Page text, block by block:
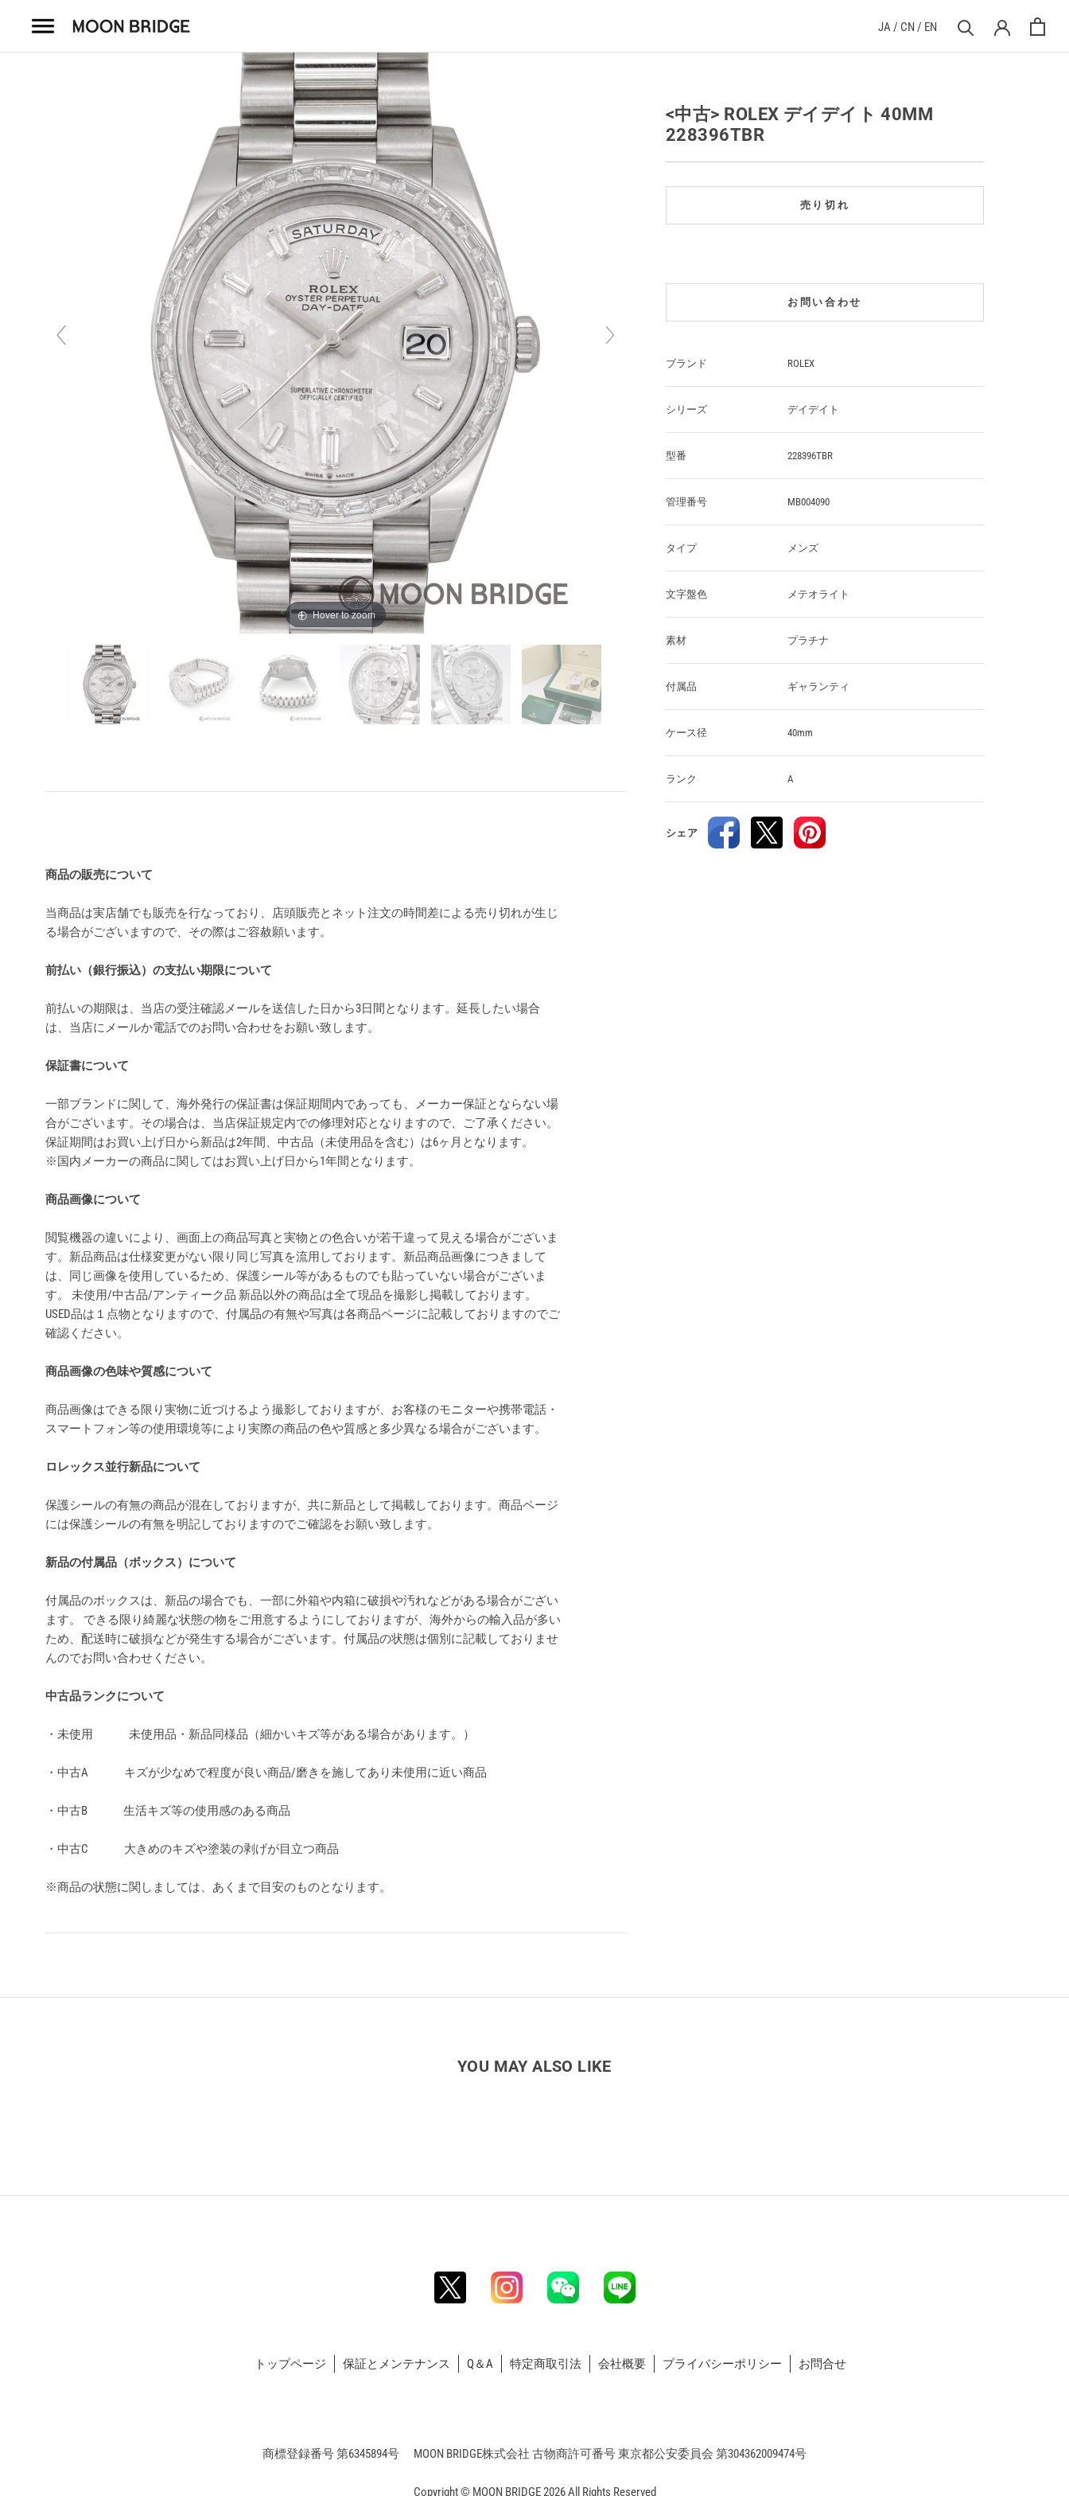
JA/ CN/ EN
Hover to zoom
<中古> ROLEX デイデイト 40MM
228396TBR
売り切れ
お問い合わせ
ブランド ROLEX
シリーズ デイデイト
型番 228396TBR
管理番号 MB004090
タイプ メンズ
文字盤色 メテオライト
素材 プラチナ
付属品 ギャランティ
ケース径 40mm
ランク A
シェア
商品の販売について
当商品は実店舗でも販売を行なっており、店頭販売とネット注文の時間差による売り切れが生じ
る場合がございますので、その際はご容赦願います。
前払い（銀行振込）の支払い期限について
前払いの期限は、当店の受注確認メールを送信した日から3日間となります。延長したい場合
は、当店にメールか電話でのお問い合わせをお願い致します。
保証書について
一部ブランドに関して、海外発行の保証書は保証期間内であっても、メーカー保証とならない場
合がございます。その場合は、当店保証規定内での修理対応となりますので、ご了承ください。
保証期間はお買い上げ日から新品は2年間、中古品（未使用品を含む）は6ヶ月となります。
※国内メーカーの商品に関してはお買い上げ日から1年間となります。
商品画像について
閲覧機器の違いにより、画面上の商品写真と実物との色合いが若干違って見える場合がございま
す。新品商品は仕様変更がない限り同じ写真を流用しております。新品商品画像につきまして
は、同じ画像を使用しているため、保護シール等があるものでも貼っていない場合がございま
す。 未使用/中古品/アンティーク品 新品以外の商品は全て現品を撮影し掲載しております。
USED品は１点物となりますので、付属品の有無や写真は各商品ページに記載しておりますのでご
確認ください。
商品画像の色味や質感について
商品画像はできる限り実物に近づけるよう撮影しておりますが、お客様のモニターや携帯電話・
スマートフォン等の使用環境等により実際の商品の色や質感と多少異なる場合がございます。
ロレックス並行新品について
保護シールの有無の商品が混在しておりますが、共に新品として掲載しております。商品ページ
には保護シールの有無を明記しておりますのでご確認をお願い致します。
新品の付属品（ボックス）について
付属品のボックスは、新品の場合でも、一部に外箱や内箱に破損や汚れなどがある場合がござい
ます。 できる限り綺麗な状態の物をご用意するようにしておりますが、海外からの輸入品が多い
ため、配送時に破損などが発生する場合がございます。付属品の状態は個別に記載しておりませ
んのでお問い合わせください。
中古品ランクについて
・未使用 未使用品・新品同様品（細かいキズ等がある場合があります。）
・中古A キズが少なめで程度が良い商品/磨きを施してあり未使用に近い商品
・中古B 生活キズ等の使用感のある商品
・中古C 大きめのキズや塗装の剥げが目立つ商品
※商品の状態に関しましては、あくまで目安のものとなります。
YOU MAY ALSO LIKE
トップページ 保証とメンテナンス Q＆A 特定商取引法 会社概要 プライバシーポリシー お問合せ
商標登録番号 第6345894号 MOON BRIDGE株式会社 古物商許可番号 東京都公安委員会 第304362009474号
Copyright © MOON BRIDGE 2026 All Rights Reserved